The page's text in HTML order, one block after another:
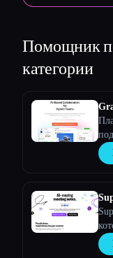
Помощник
категории